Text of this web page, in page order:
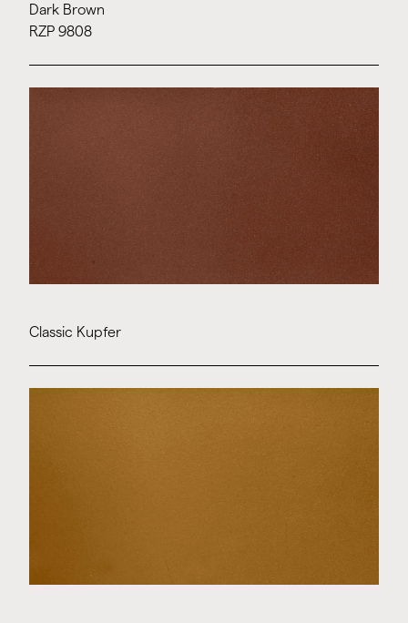
Dark Brown
RZP 9808
Classic Kupfer